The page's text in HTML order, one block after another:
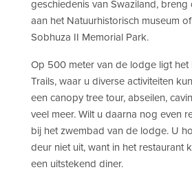
geschiedenis van Swaziland,
aan het Natuurhistorisch museum
Sobhuza II Memorial Park.
Op 500 meter van de lodge ligt
Trails, waar u diverse activiteiten
een canopy tree tour, abseilen,
veel meer. Wilt u daarna nog even
bij het zwembad van de lodge. U
deur niet uit, want in het restaurant
een uitstekend diner.